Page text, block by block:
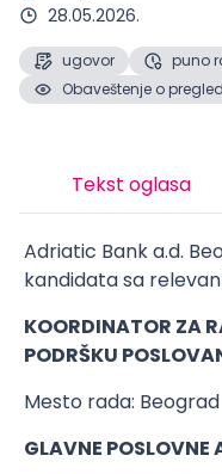
28.05.2026.
ugovor
puno
Obaveštenje o
Tekst oglasa
Adriatic Bank a.d.
kandidata sa
KOORDINATOR ZA
PODRŠKU
Mesto rada: Beograd
GLAVNE POSLOVNE